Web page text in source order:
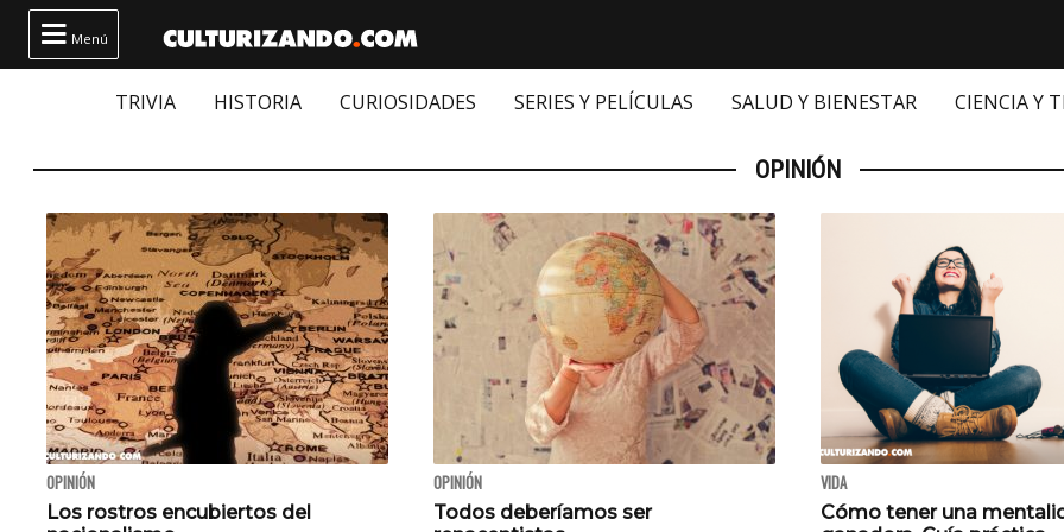
 Menú
TRIVIA HISTORIA CURIOSIDADES SERIES Y PELÍCULAS SALUD Y BIENESTAR CIENCIA Y
OPINIÓN
OPINIÓN
Los rostros encubiertos del
OPINIÓN
Todos deberíamos ser
VIDA
Cómo tener una